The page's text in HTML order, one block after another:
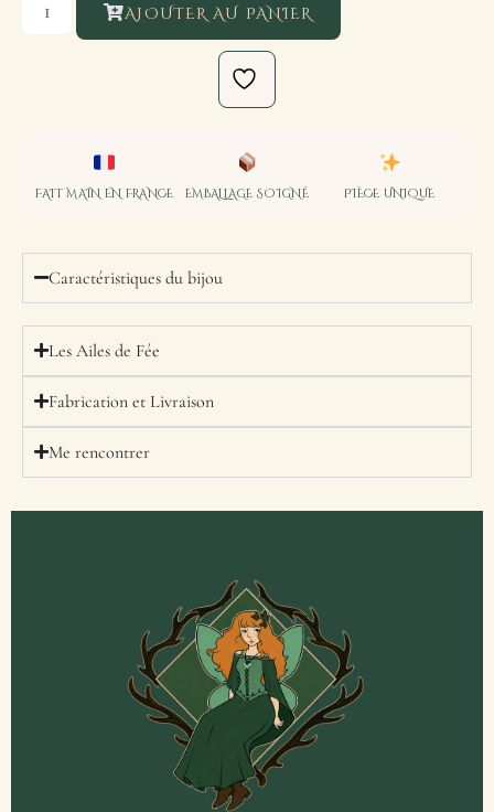
AJOUTER AU PANIER
FAIT MAIN EN FRANCE EMBALLAGE SOIGNÉ PIÈCE UNIQUE
Caractéristiques du bijou
Les Ailes de Fée
Fabrication et Livraison
Me rencontrer